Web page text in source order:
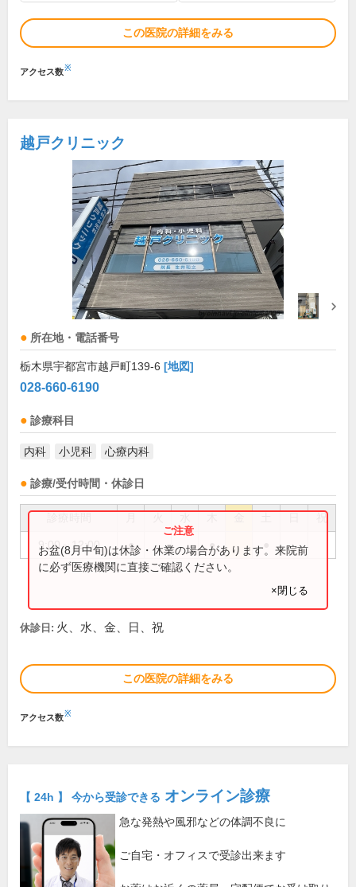
この医院の詳細をみる
アクセス数※
越戸クリニック
所在地・電話番号
栃木県宇都宮市越戸町139-6 [地図]
028-660-6190
診療科目
内科 小児科 心療内科
診療/受付時間・休診日
祝
9:00～12:00 ● ●
お盆(8月中旬)は休診・休業の場合があります。来院前
に必ず医療機関に直接ご確認ください。
×閉じる
休診日: 火、水、金、日、祝
この医院の詳細をみる
アクセス数※
【 24h 】 今から受診できる オンライン診療
急な発熱や風邪などの体調不良に
ご自宅・オフィスで受診出来ます